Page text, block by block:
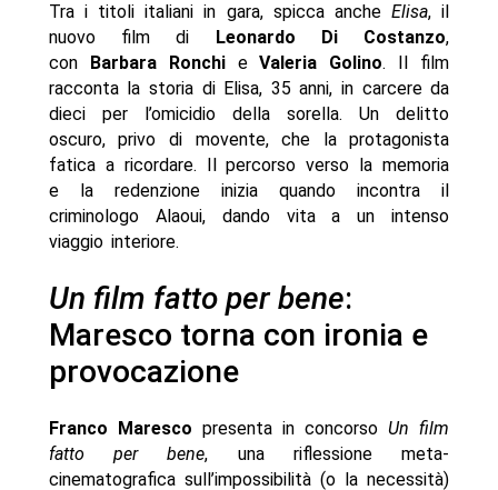
Tra i titoli italiani in gara, spicca anche Elisa, il
nuovo film di Leonardo Di Costanzo,
con Barbara RonchieValeria Golino. Il film
racconta la storia di Elisa, 35 anni, in carcere da
dieci per l’omicidio della sorella. Un delitto
oscuro, privo di movente, che la protagonista
fatica a ricordare. Il percorso verso la memoria
e la redenzione inizia quando incontra il
criminologo Alaoui, dando vita a un intenso
viaggio interiore.
Un film fatto per bene:
Maresco torna con ironia e
provocazione
Franco Maresco presenta in concorsoUn film
fatto per bene, una riflessione meta-
cinematografica sull’impossibilità (o la necessità)